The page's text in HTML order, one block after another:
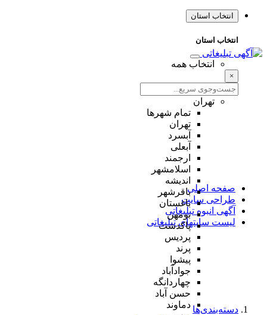
انتخاب استان
انتخاب استان
انتخاب همه
×
تهران
تمام شهر‌ها
تهران
آبسرد
آبعلی
ارجمند
اسلامشهر
اندیشه
باقرشهر
باغستان
بومهن
پاکدشت
پردیس
پرند
پیشوا
جوادآباد
چهاردانگه
حسن آباد
دماوند
صفحه اصلی
طراحی سایت
آگهی انبوه تبلیغاتی
لیست سایتهای تبلیغاتی
دسته‌بندی‌ها